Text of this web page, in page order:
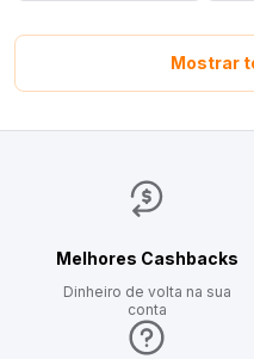
Mostrar
Melhores Cashbacks
Dinheiro de volta na sua
conta